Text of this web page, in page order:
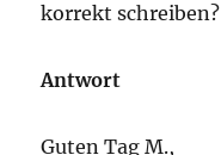
korrekt schreiben?
Antwort
Guten Tag M.,